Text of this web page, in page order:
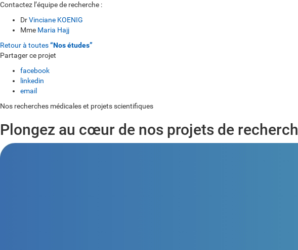
Contactez l’équipe de recherche :
DrVinciane KOENIG
Mme Maria Hajj
Retour à toutes“Nos études”
Partager ce projet
facebook
linkedin
email
Nos recherches médicales et projets scientifiques
Plongez au cœur de nos projets de